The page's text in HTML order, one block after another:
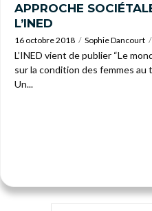
APPROCHE
L’INED
16 octobre 2018 Sophie Dancourt
L’INED vient de publier “Le
sur la condition des femmes
Un...